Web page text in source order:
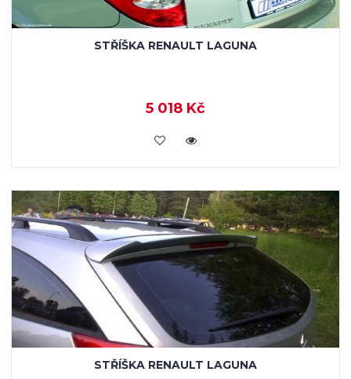
STŘÍŠKA RENAULT LAGUNA
5 018 Kč
KOUPIT
STŘÍŠKA RENAULT LAGUNA